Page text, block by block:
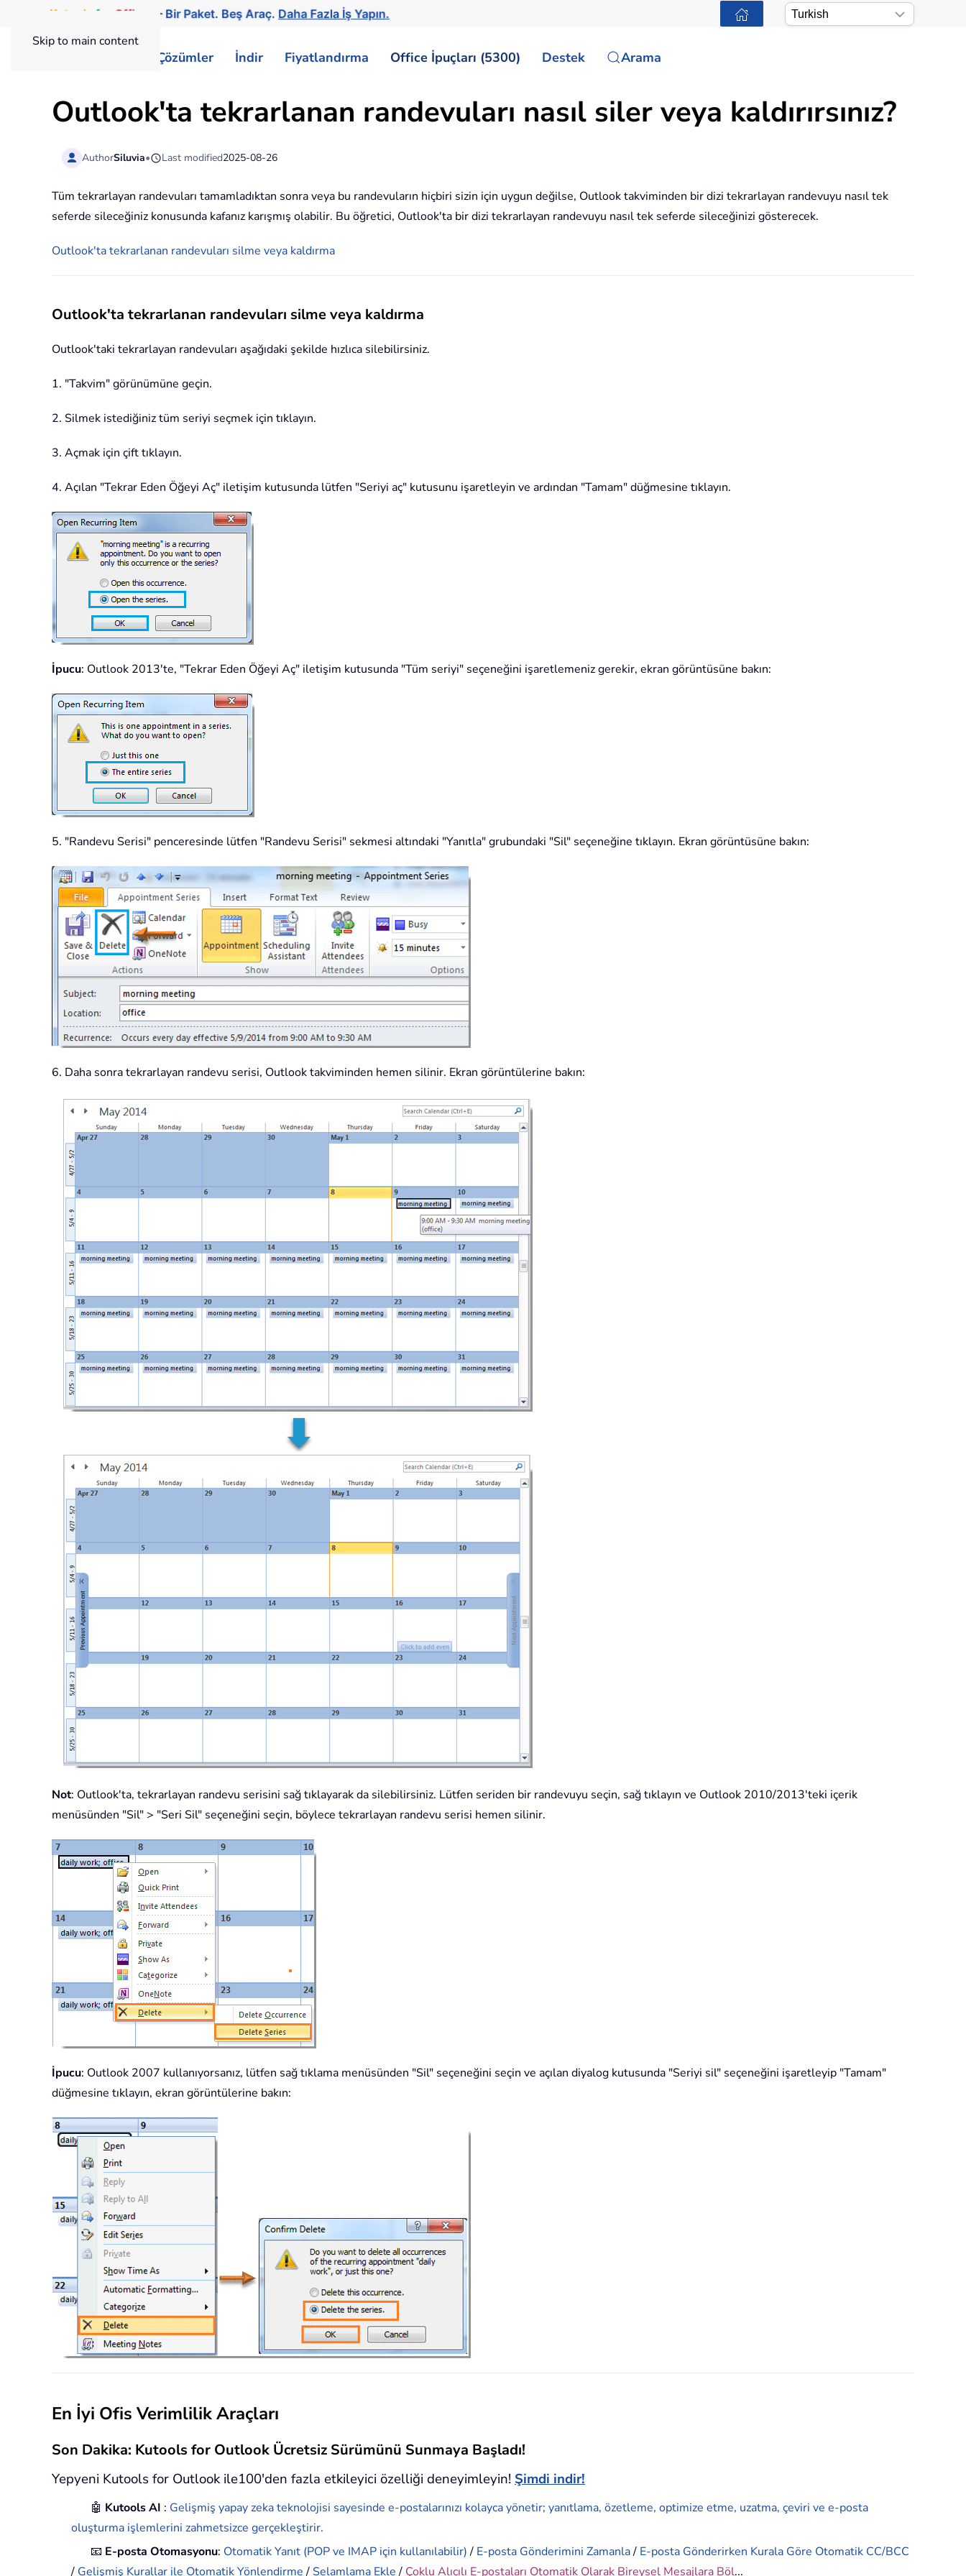
Skip to main content
Kutools for Office — Bir Paket. Beş Araç.Daha Fazla İş Yapın.
Çözümler İndir Fiyatlandırma Office İpuçları (5300) Destek Arama
Outlook'ta tekrarlanan randevuları nasıl siler veya kaldırırsınız?
AuthorSiluvia• Last modified2025-08-26
Tüm tekrarlayan randevuları tamamladıktan sonra veya bu randevuların hiçbiri sizin için uygun değilse, Outlook takviminden bir dizi tekrarlayan randevuyu nasıl tek
seferde sileceğiniz konusunda kafanız karışmış olabilir. Bu öğretici, Outlook'ta bir dizi tekrarlayan randevuyu nasıl tek seferde sileceğinizi gösterecek.
Outlook'ta tekrarlanan randevuları silme veya kaldırma
Outlook'ta tekrarlanan randevuları silme veya kaldırma
Outlook'taki tekrarlayan randevuları aşağıdaki şekilde hızlıca silebilirsiniz.
1. "Takvim" görünümüne geçin.
2. Silmek istediğiniz tüm seriyi seçmek için tıklayın.
3. Açmak için çift tıklayın.
4. Açılan "Tekrar Eden Öğeyi Aç" iletişim kutusunda lütfen "Seriyi aç" kutusunu işaretleyin ve ardından "Tamam" düğmesine tıklayın.
İpucu: Outlook 2013'te, "Tekrar Eden Öğeyi Aç" iletişim kutusunda "Tüm seriyi" seçeneğini işaretlemeniz gerekir, ekran görüntüsüne bakın:
5. "Randevu Serisi" penceresinde lütfen "Randevu Serisi" sekmesi altındaki "Yanıtla" grubundaki "Sil" seçeneğine tıklayın. Ekran görüntüsüne bakın:
6. Daha sonra tekrarlayan randevu serisi, Outlook takviminden hemen silinir. Ekran görüntülerine bakın:
Not: Outlook'ta, tekrarlayan randevu serisini sağ tıklayarak da silebilirsiniz. Lütfen seriden bir randevuyu seçin, sağ tıklayın ve Outlook 2010/2013'teki içerik
menüsünden "Sil" > "Seri Sil" seçeneğini seçin, böylece tekrarlayan randevu serisi hemen silinir.
İpucu: Outlook 2007 kullanıyorsanız, lütfen sağ tıklama menüsünden "Sil" seçeneğini seçin ve açılan diyalog kutusunda "Seriyi sil" seçeneğini işaretleyip "Tamam"
düğmesine tıklayın, ekran görüntülerine bakın:
En İyi Ofis Verimlilik Araçları
Son Dakika: Kutools for Outlook Ücretsiz Sürümünü Sunmaya Başladı!
Yepyeni Kutools for Outlook ile100'den fazla etkileyici özelliği deneyimleyin! Şimdi indir!
🤖 Kutools AI : Gelişmiş yapay zeka teknolojisi sayesinde e-postalarınızı kolayca yönetir; yanıtlama, özetleme, optimize etme, uzatma, çeviri ve e-posta
oluşturma işlemlerini zahmetsizce gerçekleştirir.
📧 E-posta Otomasyonu: Otomatik Yanıt (POP ve IMAP için kullanılabilir)/ E-posta Gönderimini Zamanla/ E-posta Gönderirken Kurala Göre Otomatik CC/BCC
/ Gelişmiş Kurallar ile Otomatik Yönlendirme/ Selamlama Ekle/ Çoklu Alıcılı E-postaları Otomatik Olarak Bireysel Mesajlara Böl...